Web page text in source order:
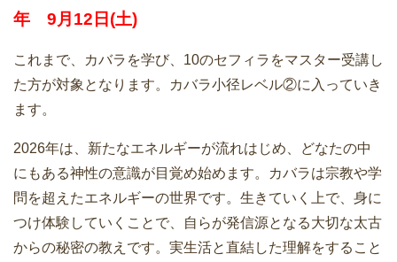
年 9月12日(土)
これまで、カバラを学び、10のセフィラをマスター受講し
た方が対象となります。カバラ小径レベル②に入っていき
ます。
2026年は、新たなエネルギーが流れはじめ、どなたの中
にもある神性の意識が目覚め始めます。カバラは宗教や学
問を超えたエネルギーの世界です。生きていく上で、身に
つけ体験していくことで、自らが発信源となる大切な太古
からの秘密の教えです。実生活と直結した理解をすること